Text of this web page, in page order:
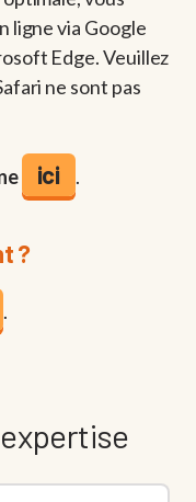
ligne via Google
Edge. Veuillez
ne sont pas
ici .
?
.